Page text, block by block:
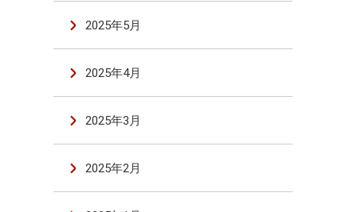
2025年5月
2025年4月
2025年3月
2025年2月